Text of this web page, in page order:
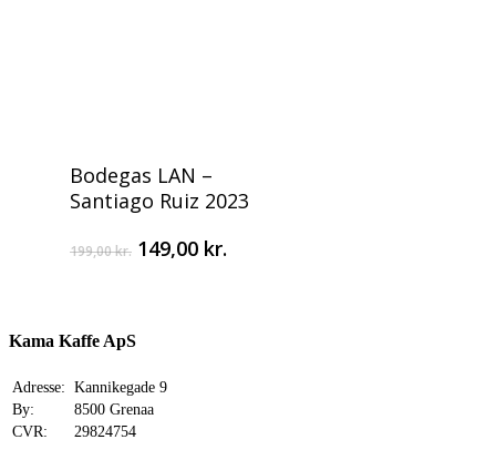
Bodegas LAN –
Santiago Ruiz 2023
199,00kr. Original
149,00 kr.
Kama Kaffe ApS
Adresse: Kannikegade 9
By:
8500 Grenaa
CVR:
29824754